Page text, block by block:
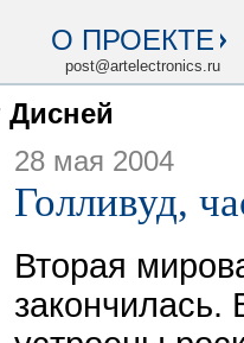
О ПРОЕКТЕ
post@artelectronics.ru
Дисней
28 мая 2004
Голливуд,
Вторая
закончилась.